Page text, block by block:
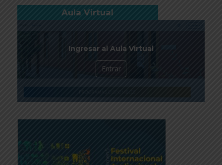
Aula Virtual
Ingresar al Aula Virtual
Entrar